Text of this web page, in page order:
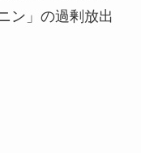
ン」の過剰放出